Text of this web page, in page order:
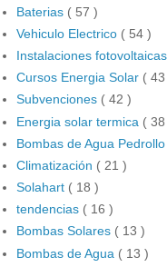
Baterias ( 57 )
Vehiculo Electrico ( 54 )
Instalaciones fotovoltaicas
Cursos Energia Solar (
Subvenciones ( 42 )
Energia solar termica (
Bombas de Agua Pedrollo
Climatización ( 21 )
Solahart ( 18 )
tendencias ( 16 )
Bombas Solares ( 13 )
Bombas de Agua ( 13 )